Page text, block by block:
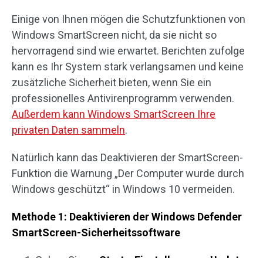
Einige von Ihnen mögen die Schutzfunktionen von
Windows SmartScreen nicht, da sie nicht so
hervorragend sind wie erwartet. Berichten zufolge
kann es Ihr System stark verlangsamen und keine
zusätzliche Sicherheit bieten, wenn Sie ein
professionelles Antivirenprogramm verwenden.
Außerdem kann Windows SmartScreen Ihre
privaten Daten sammeln.
Natürlich kann das Deaktivieren der SmartScreen-
Funktion die Warnung „Der Computer wurde durch
Windows geschützt“ in Windows 10 vermeiden.
Methode 1: Deaktivieren der Windows Defender
SmartScreen-Sicherheitssoftware